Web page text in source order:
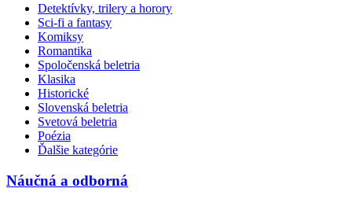
Detektívky, trilery a horory
Sci-fi a fantasy
Komiksy
Romantika
Spoločenská beletria
Klasika
Historické
Slovenská beletria
Svetová beletria
Poézia
Ďalšie kategórie
Náučná a odborná